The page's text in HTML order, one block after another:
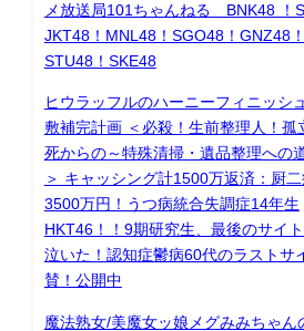
メ放送局101ちゃんねる BNK48 ！
JKT48！MNL48！SGO48！GNZ48！
STU48！SKE48
ヒウラッフルのハーニーフィニッシ
敷補完計画 ＜必殺！生前整理人！孤
死からの～特殊清掃・遺品整理への
＞ キャッシング計1500万返済：厨
3500万円！うつ病統合失調症14年生
HKT46！！9期研究生、最後のサイ
泣いた！認知症鬱病60代のラストサ
賛！公開中
魔法熟女/美魔女ッ娘メグみみちゃん